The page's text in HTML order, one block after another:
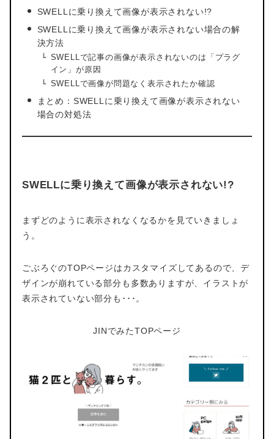
SWELLに乗り換えて画像が表示されない!?
SWELLに乗り換えて画像が表示されない場合の解
決方法
SWELLで記事の画像が表示されないのは「プラグ
イン」が原因
SWELLで画像が問題なく表示されたか確認
まとめ：SWELLに乗り換えて画像が表示されない
場合の対処法
SWELLに乗り換えて画像が表示されない!?
まずどのように表示されなくなるかを見ていきましょ
う。
ごぶろぐのTOPページはカスタマイズしてあるので、デ
ザインが崩れている部分も多数ありますが、イラストが
表示されていない部分も･･･。
JINでみたTOPページ